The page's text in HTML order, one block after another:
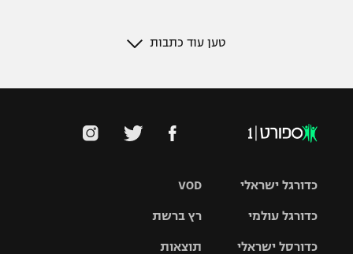
טען עוד כתבות
VOD
רץ ברשת
תוצאות
כדורגל ישראלי
כדורגל עולמי
כדורסל ישראלי